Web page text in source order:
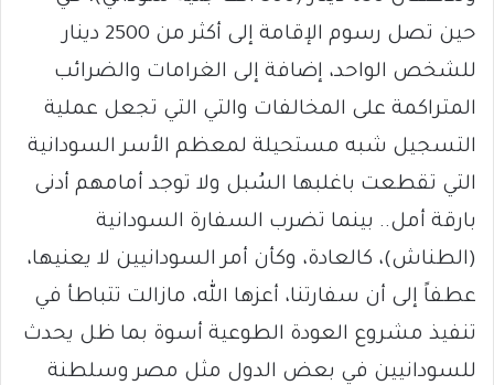
حين تصل رسوم الإقامة إلى أكثر من 2500 دينار
للشخص الواحد، إضافة إلى الغرامات والضرائب
المتراكمة على المخالفات والتي التي تجعل عملية
التسجيل شبه مستحيلة لمعظم الأسر السودانية
التي تقطعت باغلبها السُبل ولا توجد أمامهم أدنى
بارقة أمل.. بينما تضرب السفارة السودانية
(الطناش)، كالعادة، وكأن أمر السودانيين لا يعنيها،
عطفاً إلى أن سفارتنا، أعزها الله، مازالت تتباطأ في
تنفيذ مشروع العودة الطوعية أسوة بما ظل يحدث
للسودانيين في بعض الدول مثل مصر وسلطنة